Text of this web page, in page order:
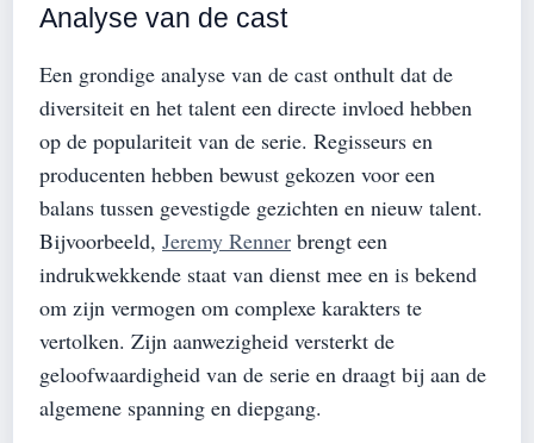
Analyse van de cast
Een grondige analyse van de cast onthult dat de
diversiteit en het talent een directe invloed hebben
op de populariteit van de serie. Regisseurs en
producenten hebben bewust gekozen voor een
balans tussen gevestigde gezichten en nieuw talent.
Bijvoorbeeld, Jeremy Renner brengt een
indrukwekkende staat van dienst mee en is bekend
om zijn vermogen om complexe karakters te
vertolken. Zijn aanwezigheid versterkt de
geloofwaardigheid van de serie en draagt bij aan de
algemene spanning en diepgang.